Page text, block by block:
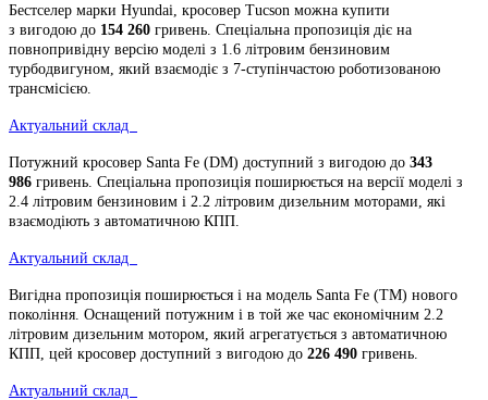
Бестселер марки Hyundai, кросовер Tucson можна купити
з вигодою до 154 260 гривень . Спеціальна пропозиція діє на
повнопривідну версію моделі з 1.6 літровим бензиновим
турбодвигуном, який взаємодіє з 7-ступінчастою роботизованою
трансмісією.
Актуальний склад
Потужний кросовер Santa Fe (DM) доступний з вигодою до 343
986 гривень . Спеціальна пропозиція поширюється на версії моделі з
2.4 літровим бензиновим і 2.2 літровим дизельним моторами, які
взаємодіють з автоматичною КПП.
Актуальний склад
Вигідна пропозиція поширюється і на модель Santa Fe (ТM) нового
покоління. Оснащений потужним і в той же час економічним 2.2
літровим дизельним мотором, який агрегатується з автоматичною
КПП, цей кросовер доступний з вигодою до 226 490 гривень
Актуальний склад